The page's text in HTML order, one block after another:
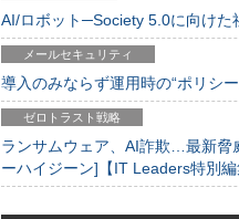
AI/ロボット─Society 5.0に向けた
メールセキュリティ
導入のみならず運用時の“ポリシ
ゼロトラスト戦略
ランサムウェア、AI詐欺…最新脅
ーハイジーン]【IT Leaders特別編